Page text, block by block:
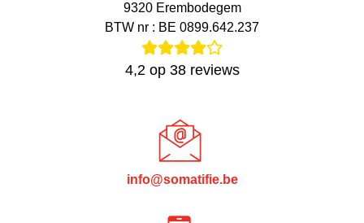
9320 Erembodegem
BTW nr : BE 0899.642.237
4,2op 38reviews
info@somatifie.be